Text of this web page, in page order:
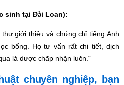
sinh tại Đài Loan):
giới thiệu và chứng chỉ tiếng Anh
bổng. Họ tư vấn rất chi tiết, dịch
là được chấp nhận luôn.”
chuyên nghiệp, bạn